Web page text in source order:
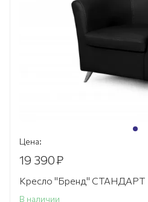
Цена:
19 390₽
Кресло "Бренд" СТАНДАРТ
В наличии